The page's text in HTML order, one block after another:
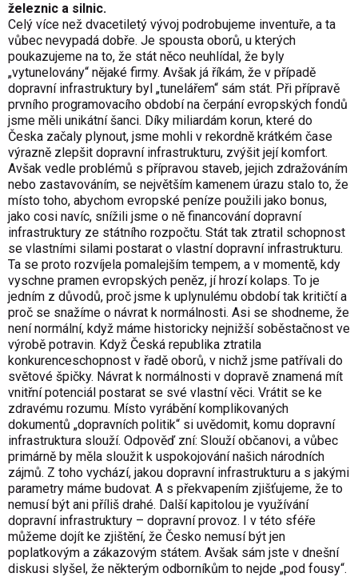
železnic a silnic.
Celý více než dvacetiletý vývoj podrobujeme inventuře, a ta
vůbec nevypadá dobře. Je spousta oborů, u kterých
poukazujeme na to, že stát něco neuhlídal, že byly
„vytunelovány“ nějaké firmy. Avšak já říkám, že v případě
dopravní infrastruktury byl „tunelářem“ sám stát. Při přípravě
prvního programovacího období na čerpání evropských fondů
jsme měli unikátní šanci. Díky miliardám korun, které do
Česka začaly plynout, jsme mohli v rekordně krátkém čase
výrazně zlepšit dopravní infrastrukturu, zvýšit její komfort.
Avšak vedle problémů s přípravou staveb, jejich zdražováním
nebo zastavováním, se největším kamenem úrazu stalo to, že
místo toho, abychom evropské peníze použili jako bonus,
jako cosi navíc, snížili jsme o ně financování dopravní
infrastruktury ze státního rozpočtu. Stát tak ztratil schopnost
se vlastními silami postarat o vlastní dopravní infrastrukturu.
Ta se proto rozvíjela pomalejším tempem, a v momentě, kdy
vyschne pramen evropských peněz, jí hrozí kolaps. To je
jedním z důvodů, proč jsme k uplynulému období tak kritičtí a
proč se snažíme o návrat k normálnosti. Asi se shodneme, že
není normální, když máme historicky nejnižší soběstačnost ve
výrobě potravin. Když Česká republika ztratila
konkurenceschopnost v řadě oborů, v nichž jsme patřívali do
světové špičky. Návrat k normálnosti v dopravě znamená mít
vnitřní potenciál postarat se své vlastní věci. Vrátit se ke
zdravému rozumu. Místo vyrábění komplikovaných
dokumentů „dopravních politik“ si uvědomit, komu dopravní
infrastruktura slouží. Odpověď zní: Slouží občanovi, a vůbec
primárně by měla sloužit k uspokojování našich národních
zájmů. Z toho vychází, jakou dopravní infrastrukturu a s jakými
parametry máme budovat. A s překvapením zjišťujeme, že to
nemusí být ani příliš drahé. Další kapitolou je využívání
dopravní infrastruktury – dopravní provoz. I v této sféře
můžeme dojít ke zjištění, že Česko nemusí být jen
poplatkovým a zákazovým státem. Avšak sám jste v dnešní
diskusi slyšel, že některým odborníkům to nejde „pod fousy“.